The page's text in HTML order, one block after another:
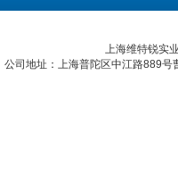
上海维特锐实
公司地址：上海普陀区中江路889